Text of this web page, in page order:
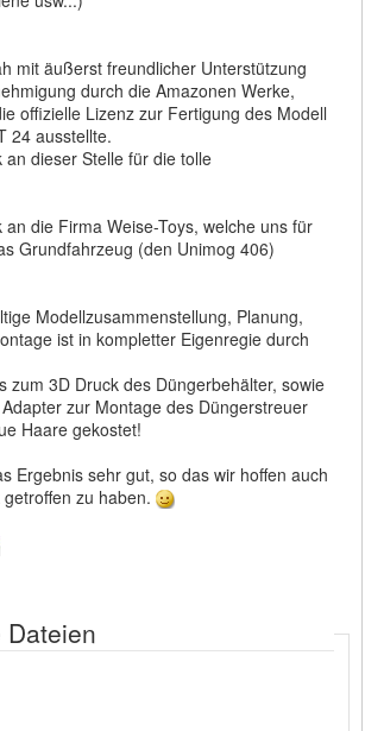
mit äußerst freundlicher Unterstützung
durch die Amazonen Werke,
offizielle Lizenz zur Fertigung des Modell
24 ausstellte.
an dieser Stelle für die tolle
an die Firma Weise-Toys, welche uns für
Grundfahrzeug (den Unimog 406)
Modellzusammenstellung, Planung,
ist in kompletter Eigenregie durch
zum 3D Druck des Düngerbehälter, sowie
zur Montage des Düngerstreuer
Haare gekostet!
Ergebnis sehr gut, so das wir hoffen auch
getroffen zu haben.